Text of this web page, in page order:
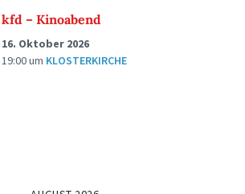
kfd – Kinoabend
16. Oktober 2026
19:00um KLOSTERKIRCHE